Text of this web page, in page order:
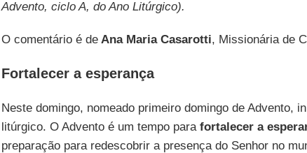
Advento, ciclo A, do Ano Litúrgico).
O comentário é deAna Maria Casarotti, Missionária de
Fortalecer a esperança
Neste domingo, nomeado primeiro domingo de Advento,
litúrgico. O Advento é um tempo parafortalecer a
preparação para redescobrir a presença do Senhor no